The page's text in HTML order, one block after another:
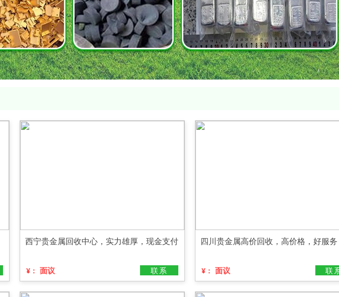
西宁贵金属回收中心，实力雄厚，现金支付
¥： 面议 联系
四川贵金属高价回收，高价格，好服务
¥： 面议 联